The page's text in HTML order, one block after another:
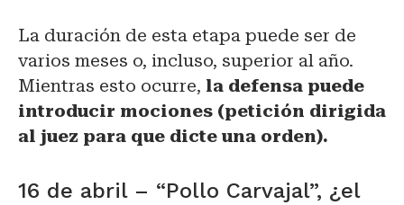
La duración de esta etapa puede ser de
varios meses o, incluso, superior al año.
Mientras esto ocurre, la defensa puede
introducir mociones (petición dirigida
al juez para que dicte una orden).
16 de abril – “Pollo Carvajal”, ¿el